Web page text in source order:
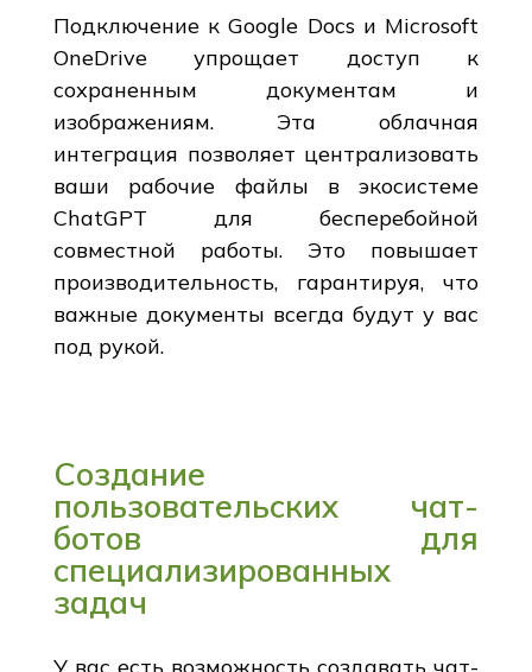
Подключение к Google Docs и Microsoft
OneDrive упрощает доступ к
сохраненным документам и
изображениям. Эта облачная
интеграция позволяет централизовать
ваши рабочие файлы в экосистеме
ChatGPT для бесперебойной
совместной работы. Это повышает
производительность, гарантируя, что
важные документы всегда будут у вас
под рукой.
Создание
пользовательских чат-
ботов для
специализированных
задач
У вас есть возможность создавать чат-